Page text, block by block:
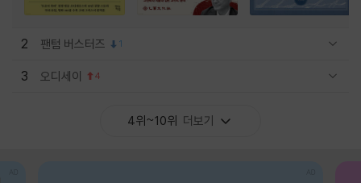
2 팬텀 버스터즈 1
3 오디세이 4
4위~10위 더보기